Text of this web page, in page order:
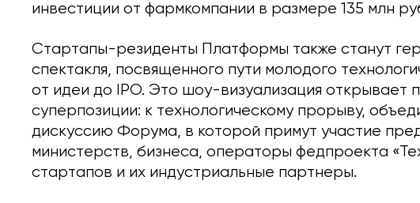
инвестиции от фармкомпании в размере 135 млн
Стартапы-резиденты Платформы также станут
спектакля, посвященного пути молодого
от идеи до IPO. Это шоу-визуализация
суперпозиции: к технологическому прорыву,
дискуссию Форума, в которой примут участие
министерств, бизнеса, операторы федпроекта
стартапов и их индустриальные партнеры.